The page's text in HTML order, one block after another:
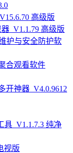
高级版
_V1.1.79 高级版
护与安全防护软
合观看软件
开神器_V4.0.9612
具_V1.1.7.3 纯净
视版